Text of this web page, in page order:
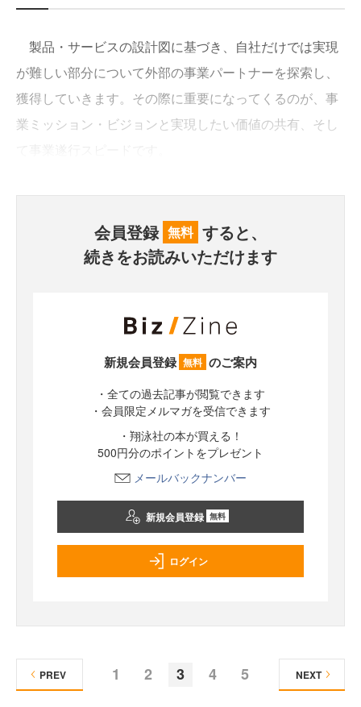
製品・サービスの設計図に基づき、自社だけでは実現
が難しい部分について外部の事業パートナーを探索し、
獲得していきます。その際に重要になってくるのが、事
業ミッション・ビジョンと実現したい価値の共有、そし
会員登録 無料 すると、
続きをお読みいただけます
新規会員登録 無料 のご案内
・全ての過去記事が閲覧できます
・会員限定メルマガを受信できます
・翔泳社の本が買える！
500円分のポイントをプレゼント
メールバックナンバー
新規会員登録 無料
ログイン
1 2 3 4 5
PREV NEXT